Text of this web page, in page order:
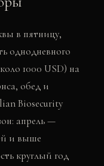
в пятницу,
однодневного
1000 USD) на
обед и
Biosecurity
апрель —
и выше
круглый год